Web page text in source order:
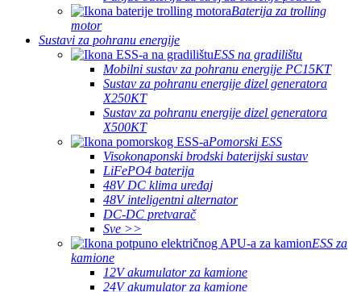
Baterija za trolling
motor
Sustavi za pohranu energije
ESS na gradilištu
Mobilni sustav za pohranu energije PC15KT
Sustav za pohranu energije dizel generatora
X250KT
Sustav za pohranu energije dizel generatora
X500KT
Pomorski ESS
Visokonaponski brodski baterijski sustav
LiFePO4 baterija
48V DC klima uređaj
48V inteligentni alternator
DC-DC pretvarač
Sve >>
ESS za
kamione
12V akumulator za kamione
24V akumulator za kamione